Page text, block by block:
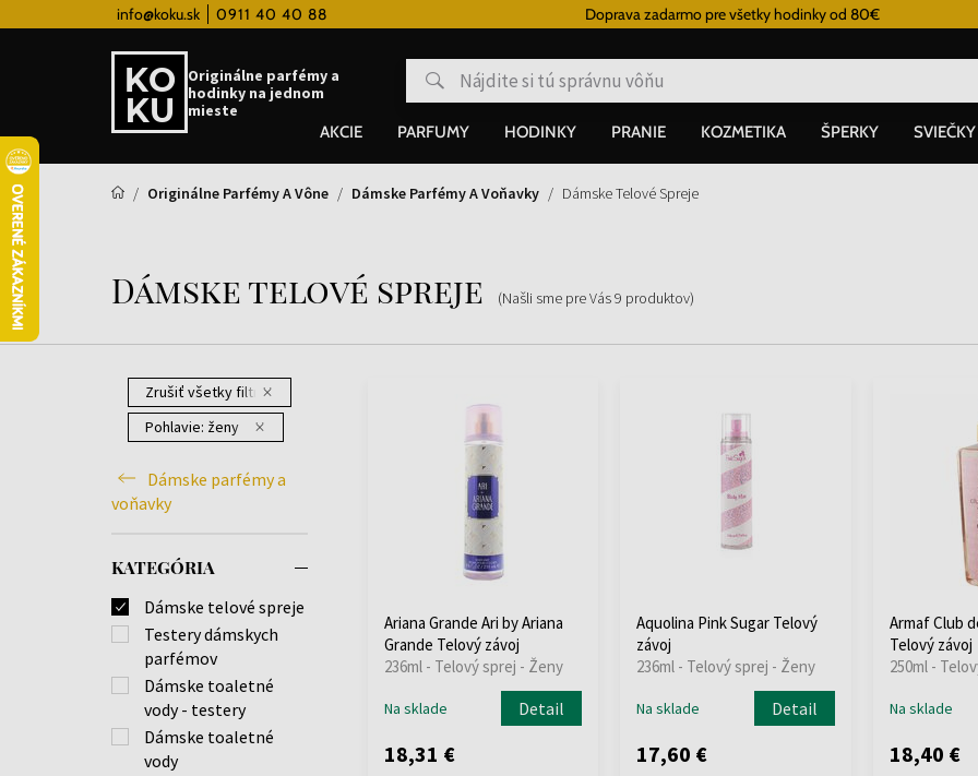
info@koku.sk 0911 40 40 88Vernostný systém Doprava zadarmo pre všetky hodinky od 80€
Originálne parfémy a
hodinky na jednom
mieste
AKCIE
PARFUMY HODINKY PRANIE KOZMETIKA ŠPERKY SVIEČKY
Originálne Parfémy A Vône Dámske Parfémy A Voňavky Dámske Telové Spreje
Dámske telové spreje (Našli sme pre Vás9 produktov)
Zrušiť všetky filtre
Pohlavie: ženy
Dámske parfémy a
voňavky
KATEGÓRIA
Dámske telové spreje
Testery dámskych
parfémov
Dámske toaletné
vody - testery
Dámske toaletné
vody
Ariana Grande Ari by Ariana
Grande Telový závoj
236ml - Telový sprej - Ženy
Na sklade Detail
18,31 €
Aquolina Pink Sugar Telový
závoj
236ml - Telový sprej - Ženy
Na sklade Detail
17,60 €
Armaf Club
Telový závoj
250ml -
Na sklade
18,40 €